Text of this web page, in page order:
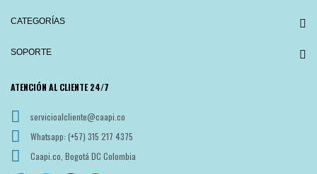
CATEGORÍAS
SOPORTE
ATENCIÓN AL CLIENTE 24/7
servicioalcliente@caapi.co
Whatsapp: (+57) 315 217 4375
Caapi.co, Bogotá DC Colombia